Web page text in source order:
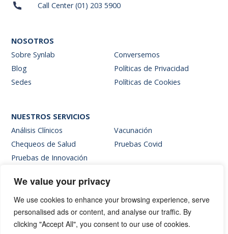
We value your privacy
We use cookies to enhance your browsing experience, serve
personalised ads or content, and analyse our traffic. By
clicking "Accept All", you consent to our use of cookies.
Call Center (01) 203 5900
NOSOTROS
Sobre Synlab
Blog
Sedes
Conversemos
Políticas de Privacidad
Políticas de Cookies
NUESTROS SERVICIOS
Análisis Clínicos
Chequeos de Salud
Pruebas de Innovación
Vacunación
Pruebas Covid
Web de resultados